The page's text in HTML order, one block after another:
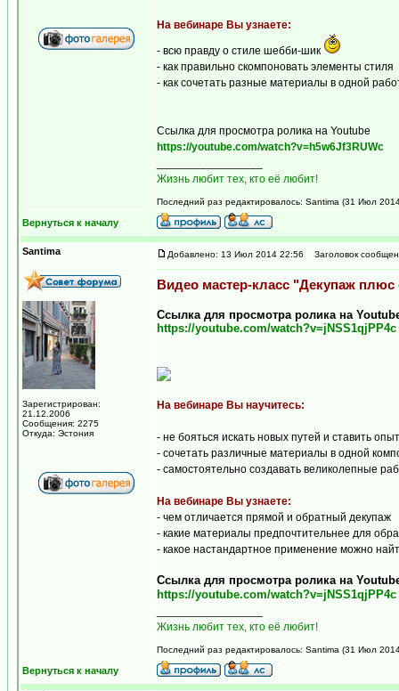
На вебинаре Вы узнаете:
- всю правду о стиле шебби-шик
- как правильно скомпоновать элементы стиля
- как сочетать разные материалы в одной
Ссылка для просмотра ролика на Youtube
https://youtube.com/watch?v=h5w6Jf3RUWc
Жизнь любит тех, кто её любит!
Последний раз редактировалось: Santima (31 Июл
Вернуться к началу
Santima
Зарегистрирован:
21.12.2006
Сообщения: 2275
Откуда: Эстония
Добавлено: 13 Июл 2014 22:56 Заголовок
Видео мастер-класс "Декупаж плюс
Ссылка для просмотра ролика на
https://youtube.com/watch?v=jNSS1qjPP4c
На вебинаре Вы научитесь:
- не бояться искать новых путей и ставить
- сочетать различные материалы в одной
- самостоятельно создавать великолепные
На вебинаре Вы узнаете:
- чем отличается прямой и обратный декупаж
- какие материалы предпочтительнее для
- какое настандартное применение можно
Ссылка для просмотра ролика на
https://youtube.com/watch?v=jNSS1qjPP4c
Жизнь любит тех, кто её любит!
Последний раз редактировалось: Santima (31 Июл
Вернуться к началу